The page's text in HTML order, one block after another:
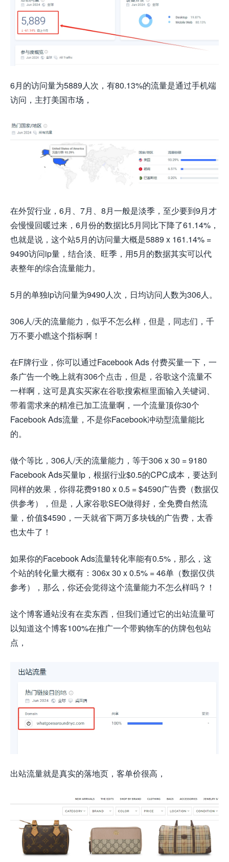
6月的访问量为5889人次，有80.13%的流量是通过手机端
访问，主打美国市场，
在外贸行业，6月、7月、8月一般是淡季，至少要到9月才
会慢慢回暖过来，6月份的数据比5月同比下降了61.14%，
也就是说，这个站5月的访问量大概是5889 x 161.14% =
9490访问ip量，结合淡、旺季，用5月的数据其实可以代
表整年的综合流量能力。
5月的单独ip访问量为9490人次，日均访问人数为306人。
306人/天的流量能力，似乎不怎么样，但是，同志们，千
万不要小瞧这个指标啊！
在F牌行业，你可以通过Facebook Ads 付费买量一下，一
条广告一个晚上就有306个点击，但是，谷歌这个流量不
一样啊，这可是真实买家在谷歌搜索框里面输入关键词、
带着需求来的精准已加工流量啊，一个流量顶你30个
Facebook Ads流量，不是你Facebook冲动型流量能比
的。
做个等比，306人/天的流量能力，等于306 x 30 = 9180
Facebook Ads买量Ip，根据行业$0.5的CPC成本，要达到
同样的效果，你得花费9180 x 0.5 = $4590广告费（数据仅
供参考），但是，人家谷歌SEO做得好，全免费自然流
量，价值$4590，一天就省下两万多块钱的广告费，太香
也太牛了！
如果你的Facebook Ads流量转化率能有0.5%，那么，这
个站的转化量大概有：306x 30 x 0.5% = 46单（数据仅供
参考），那么，你还会觉得这个流量能力不怎么样吗？！
这个博客通站没有在卖东西，但我们通过它的出站流量可
以知道这个博客100%在推广一个带购物车的仿牌包包站
点，
出站流量就是真实的落地页，客单价很高，